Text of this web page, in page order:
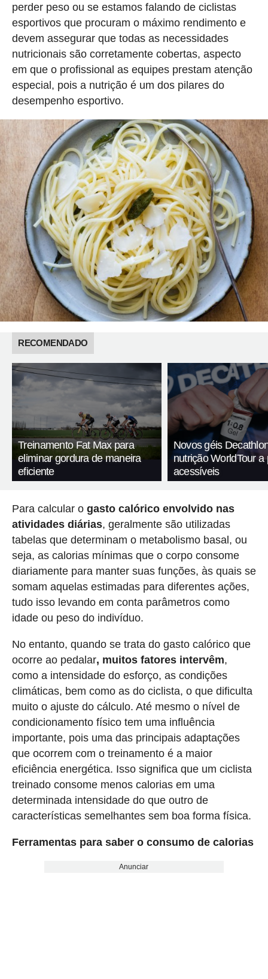
perder peso ou se estamos falando de ciclistas
esportivos que procuram o máximo rendimento e
devem assegurar que todas as necessidades
nutricionais são corretamente cobertas, aspecto
em que o profissional as equipes prestam atenção
especial, pois a nutrição é um dos pilares do
desempenho esportivo.
RECOMENDADO
Treinamento Fat Max para
eliminar gordura de maneira
eficiente
Novos géis
nutrição WorldTour a
acessíveis
Para calcular o gasto calórico envolvido nas
atividades diárias, geralmente são utilizadas
tabelas que determinam o metabolismo basal, ou
seja, as calorias mínimas que o corpo consome
diariamente para manter suas funções, às quais se
somam aquelas estimadas para diferentes ações,
tudo isso levando em conta parâmetros como
idade ou peso do indivíduo.
No entanto, quando se trata do gasto calórico que
ocorre ao pedalar, muitos fatores intervêm,
como a intensidade do esforço, as condições
climáticas, bem como as do ciclista, o que dificulta
muito o ajuste do cálculo. Até mesmo o nível de
condicionamento físico tem uma influência
importante, pois uma das principais adaptações
que ocorrem com o treinamento é a maior
eficiência energética. Isso significa que um ciclista
treinado consome menos calorias em uma
determinada intensidade do que outro de
características semelhantes sem boa forma física.
Ferramentas para saber o consumo de calorias
Anunciar